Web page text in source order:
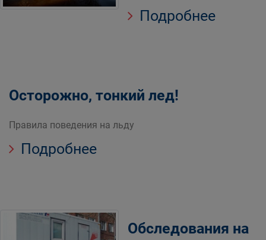
Подробнее
Осторожно, тонкий лед!
Правила поведения на льду
Подробнее
Обследования на